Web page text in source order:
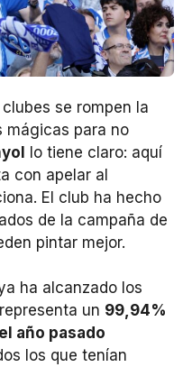
se rompen la
mágicas para no
lo tiene claro: aquí
con apelar al
El club ha hecho
de la campaña de
pintar mejor.
ha alcanzado los
un 99,94%
año pasado
los que tenían